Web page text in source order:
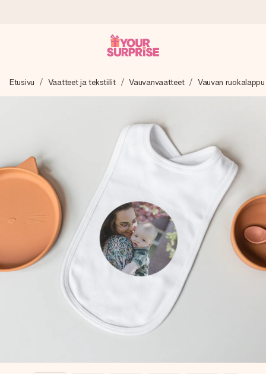
Valmistamme lahjasi huolella ja lähetämme sen hetkessä,
jotta voit antaa sen juuri oikeaan aikaan, kun sillä on eniten
4,8 (+15 000 arvostelun perusteella)
Lahjamme inspiroivat. Asiakkaiden arvosana on 4,8 Google
Reviewsissä.
Ilmainen tervehdyskortti
Tilaa tänään – personoitu lahja valmistuu ja lähtee matkaan
nopeammin kuin ehdit sanoa “yllätys!”
Etusivu Vaatteet ja tekstiilit Vauvanvaatteet Vauvan ruokalappu